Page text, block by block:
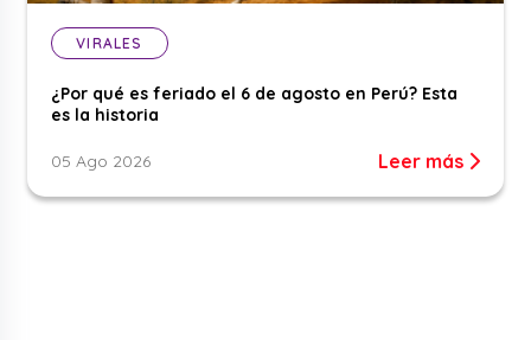
VIRALES
¿Por qué es feriado el 6 de agosto en Perú? Esta
es la historia
05 Ago 2026 Leer más